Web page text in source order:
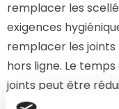
remplacer les
exigences
remplacer les
hors ligne. Le
joints peut être
recommandée